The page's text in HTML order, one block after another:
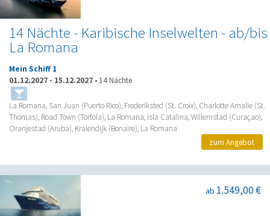
14 Nächte - Karibische Inselwelten - ab/bis
La Romana
Mein Schiff 1
01.12.2027 - 15.12.2027 • 14 Nächte
La Romana, San Juan (Puerto Rico), Frederiksted (St. Croix), Charlotte Amalie (St.
Thomas), Road Town (Tortola), La Romana, Isla Catalina, Willemstad (Curaçao),
Oranjestad (Aruba), Kralendijk (Bonaire), La Romana
zum Angebot
ab 1.549,00 €